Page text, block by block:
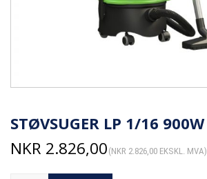
STØVSUGER LP 1/16 900W
NKR 2.826,00 (NKR 2.826,00 EKSKL. MVA)